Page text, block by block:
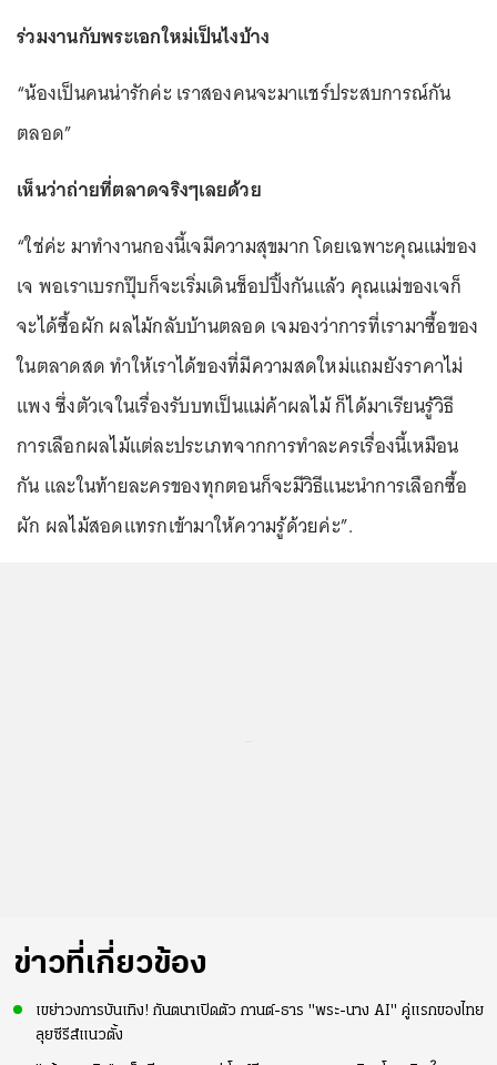
ร่วมงานกับพระเอกใหม่เป็นไงบ้าง
“น้องเป็นคนน่ารักค่ะ เราสองคนจะมาแชร์ประสบการณ์กัน
ตลอด”
เห็นว่าถ่ายที่ตลาดจริงๆเลยด้วย
“ใช่ค่ะ มาทำงานกองนี้เจมีความสุขมาก โดยเฉพาะคุณแม่ของ
เจ พอเราเบรกปุ๊บก็จะเริ่มเดินช็อปปิ้งกันแล้ว คุณแม่ของเจก็
จะได้ซื้อผัก ผลไม้กลับบ้านตลอด เจมองว่าการที่เรามาซื้อของ
ในตลาดสด ทำให้เราได้ของที่มีความสดใหม่แถมยังราคาไม่
แพง ซึ่งตัวเจในเรื่องรับบทเป็นแม่ค้าผลไม้ ก็ได้มาเรียนรู้วิธี
การเลือกผลไม้แต่ละประเภทจากการทำละครเรื่องนี้เหมือน
กัน และในท้ายละครของทุกตอนก็จะมีวิธีแนะนำการเลือกซื้อ
ผัก ผลไม้สอดแทรกเข้ามาให้ความรู้ด้วยค่ะ”.
ข่าวที่เกี่ยวข้อง
เขย่าวงการบันเทิง! กันตนาเปิดตัว กานต์-ธาร "พระ-นาง AI" คู่แรกของไทย
ลุยซีรีส์แนวตั้ง